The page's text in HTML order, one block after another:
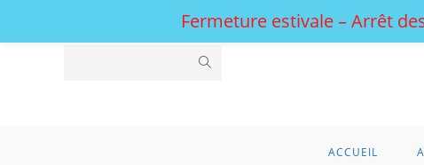
ACCUEIL
Fermeture estivale – Arrêt